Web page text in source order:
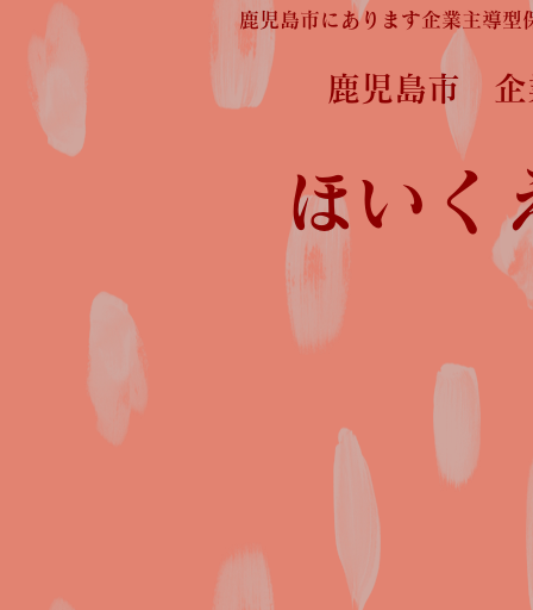
鹿児島市にあります企業主導
鹿児島市
ほいく